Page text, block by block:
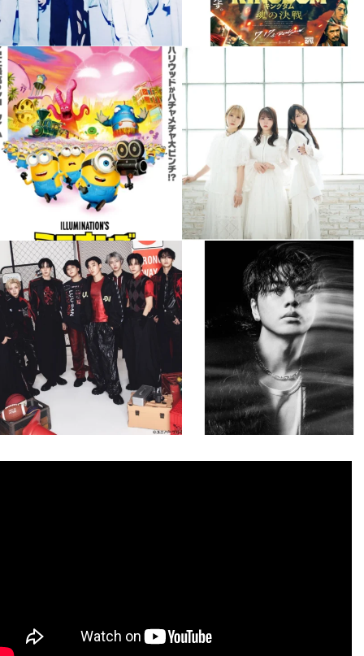
musicjapantv
日8/10（月）このあとよる11時より放
送！
...
8月 10
3 0
...
8月 4
4 0
musicjapantv
💡08/05(水)23:00特番放送！
...
8月 4
4 0
musicjapantv
💡8月特番放送決定！
...
8月 4
645 1